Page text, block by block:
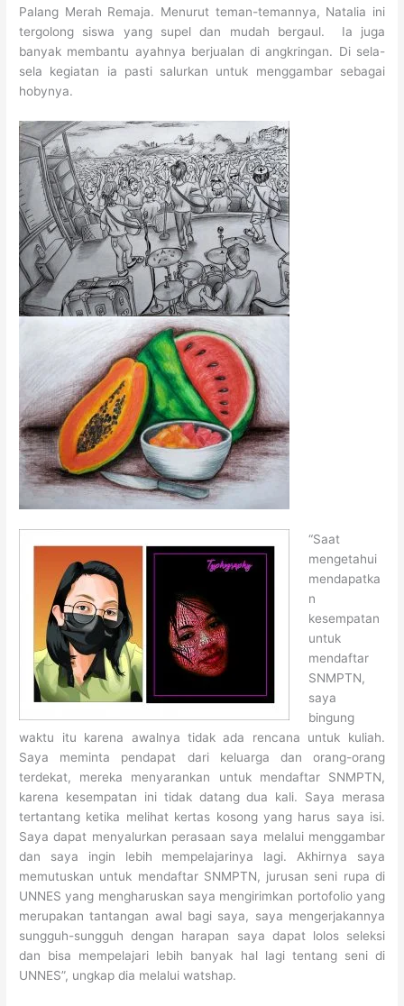
Palang Merah Remaja. Menurut teman-temannya, Natalia ini
tergolong siswa yang supel dan mudah bergaul. Ia juga
banyak membantu ayahnya berjualan di angkringan. Di sela-
sela kegiatan ia pasti salurkan untuk menggambar sebagai
hobynya.
“Saat
mengetahui
mendapatka
n
kesempatan
untuk
mendaftar
SNMPTN,
saya
bingung
waktu itu karena awalnya tidak ada rencana untuk kuliah.
Saya meminta pendapat dari keluarga dan orang-orang
terdekat, mereka menyarankan untuk mendaftar SNMPTN,
karena kesempatan ini tidak datang dua kali. Saya merasa
tertantang ketika melihat kertas kosong yang harus saya isi.
Saya dapat menyalurkan perasaan saya melalui menggambar
dan saya ingin lebih mempelajarinya lagi. Akhirnya saya
memutuskan untuk mendaftar SNMPTN, jurusan seni rupa di
UNNES yang mengharuskan saya mengirimkan portofolio yang
merupakan tantangan awal bagi saya, saya mengerjakannya
sungguh-sungguh dengan harapan saya dapat lolos seleksi
dan bisa mempelajari lebih banyak hal lagi tentang seni di
UNNES”, ungkap dia melalui watshap.